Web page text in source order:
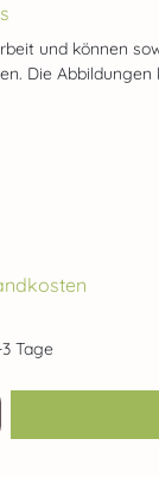
und können
Die
Tage
den